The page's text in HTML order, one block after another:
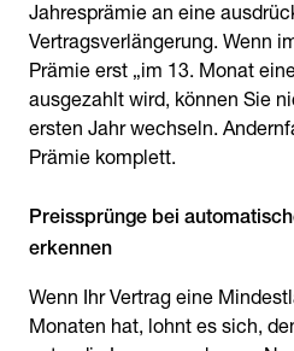
Jahresprämie an eine
Vertragsverlängerung. Wenn
Prämie erst „im 13. Monat
ausgezahlt wird, können Sie
ersten Jahr wechseln.
Prämie komplett.
Preissprünge bei
Wenn Ihr Vertrag eine
Monaten hat, lohnt es sich,